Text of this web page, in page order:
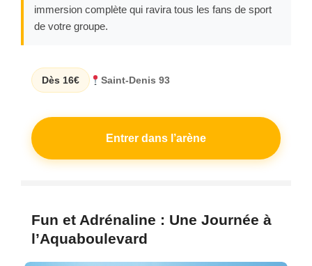
immersion complète qui ravira tous les fans de sport
de votre groupe.
Dès 16€ Saint-Denis 93
Entrer dans l’arène
Fun et Adrénaline : Une Journée à
l’Aquaboulevard